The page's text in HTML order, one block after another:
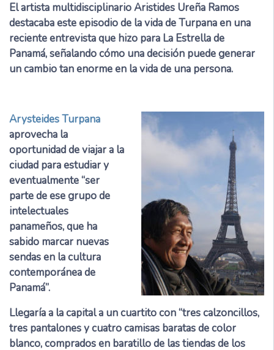
El artista multidisciplinario Aristides Ureña Ramos
destacaba este episodio de la vida de Turpana en una
reciente entrevista que hizo para La Estrella de
Panamá, señalando cómo una decisión puede generar
un cambio tan enorme en la vida de una persona.
Arysteides Turpana
aprovecha la
oportunidad de viajar a la
ciudad para estudiar y
eventualmente “ser
parte de ese grupo de
intelectuales
panameños, que ha
sabido marcar nuevas
sendas en la cultura
contemporánea de
Panamá”.
Llegaría a la capital a un cuartito con “tres calzoncillos,
tres pantalones y cuatro camisas baratas de color
blanco, comprados en baratillo de las tiendas de los